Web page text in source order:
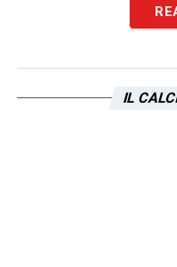
i tre punti ai
bella giocata
uomini diSpalletti,
IL